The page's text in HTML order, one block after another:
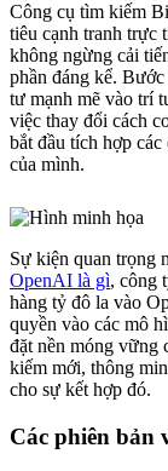
Công cụ tìm kiếm
tiêu cạnh tranh trực
không ngừng cải
phần đáng kể.
tư mạnh mẽ vào trí
việc thay đổi cách
bắt đầu tích hợp
của mình.
Sự kiện quan trọng
OpenAI là gì, công
hàng tỷ đô la vào
quyền vào các mô
đặt nền móng vững
kiếm mới, thông
cho sự kết hợp đó.
Các phiên bản